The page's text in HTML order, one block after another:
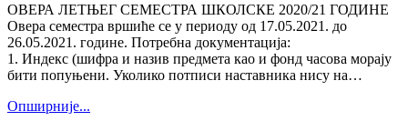
ОВЕРА ЛЕТЊЕГ СЕМЕСТРА ШКОЛСКЕ 2020/21 ГОДИНЕ
Овера семестра вршиће се у периоду од 17.05.2021. до
26.05.2021. године. Потребна документација:
1. Индекс (шифра и назив предмета као и фонд часова морају
бити попуњени. Уколико потписи наставника нису на…
Oпширније...